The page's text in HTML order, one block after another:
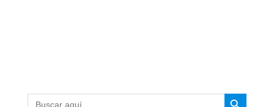
Buscar: Botón de búsqueda